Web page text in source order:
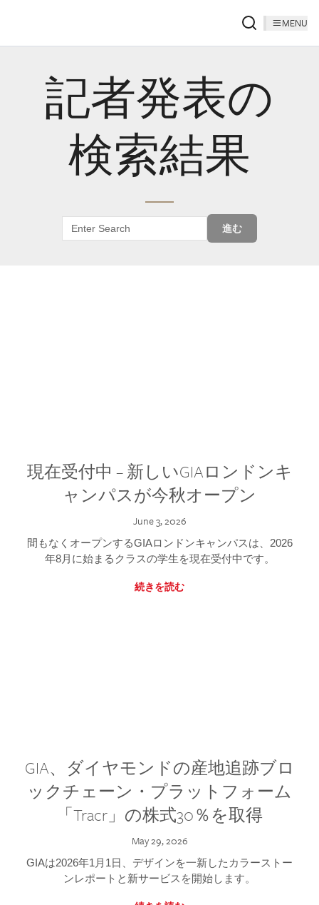
MENU
記者発表の
検索結果
進む
現在受付中 – 新しいGIAロンドンキ
ャンパスが今秋オープン
June 3, 2026
間もなくオープンするGIAロンドンキャンパスは、2026
年8月に始まるクラスの学生を現在受付中です。
続きを読む
GIA、ダイヤモンドの産地追跡ブロ
ックチェーン・プラットフォーム
「Tracr」の株式30％を取得
May 29, 2026
GIAは2026年1月1日、デザインを一新したカラーストー
ンレポートと新サービスを開始します。